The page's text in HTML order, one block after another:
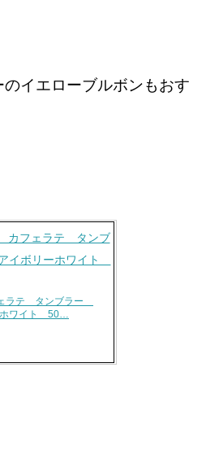
イエローブルボンもおす
ラテ タンブラー
ワイト 50…